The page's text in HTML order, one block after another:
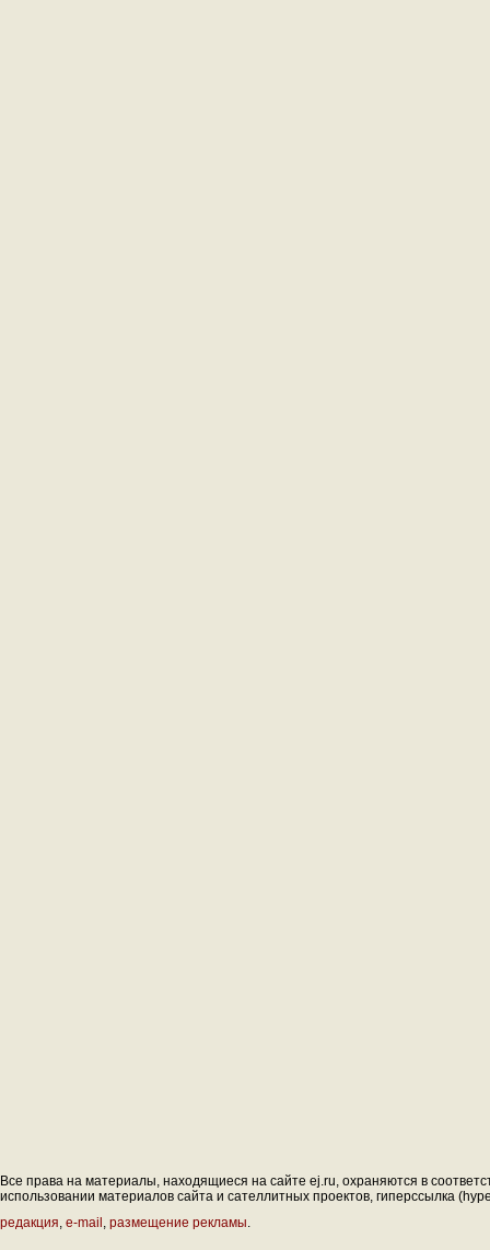
Все права на материалы, находящиеся на сайте ej.ru, охраняются в
использовании материалов сайта и сателлитных проектов, гиперссылка
редакция, e-mail , размещение рекламы.